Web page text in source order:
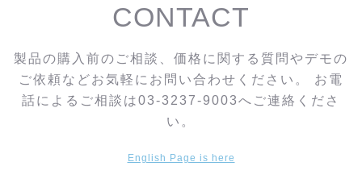
CONTACT
製品の購入前のご相談、価格に関する質問やデモの
ご依頼などお気軽にお問い合わせください。
お電
話によるご相談は03-3237-9003へご連絡くださ
い。
English Page is here